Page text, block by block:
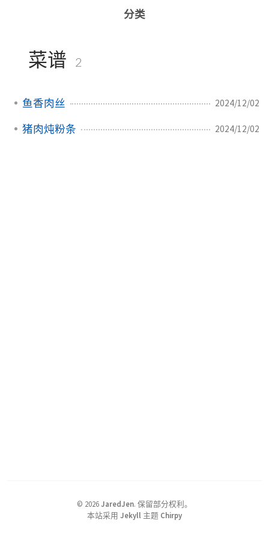
分类
菜谱 2
鱼香肉丝 2024/12/02
猪肉炖粉条 2024/12/02
© 2026JaredJen. 保留部分权利。
本站采用 Jekyll 主题 Chirpy